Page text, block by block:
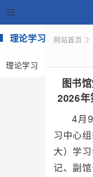
理论学习
理论学习
网站首页
图书
2026
4月
习中心
大）学
记、副